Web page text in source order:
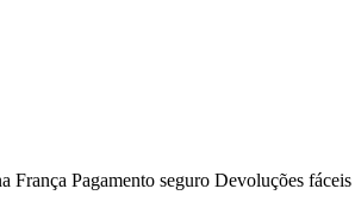
França Pagamento seguro Devoluções fáceis